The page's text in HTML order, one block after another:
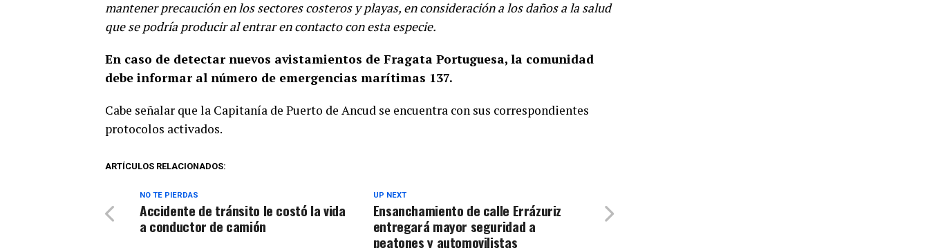
mantener precaución en los sectores costeros y playas, en consideración a los daños a la salud
que se podría producir al entrar en contacto con esta especie.
En caso de detectar nuevos avistamientos de Fragata Portuguesa, la comunidad
debe informar al número de emergencias marítimas 137.
Cabe señalar que la Capitanía de Puerto de Ancud se encuentra con sus correspondientes
protocolos activados.
ARTÍCULOS RELACIONADOS:
UP NEXT
Ensanchamiento de calle Errázuriz
entregará mayor seguridad a
peatones y automovilistas
NO TE PIERDAS
Accidente de tránsito le costó la vida
a conductor de camión